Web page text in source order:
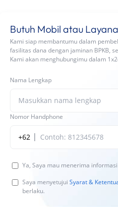
Butuh Mobil atau
Kami siap membantumu dalam
fasilitas dana dengan jaminan BPKB,
Kami akan menghubungimu dalam
Nama Lengkap
Nomor Handphone
+62
Ya, Saya mau menerima
Saya menyetujui Syarat &
berlaku.